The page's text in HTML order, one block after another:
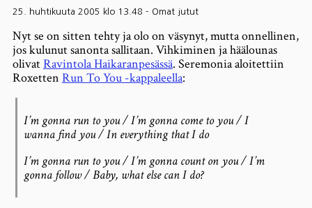
25. huhtikuuta 2005 klo 13.48 - Omat jutut
Nyt se on sitten tehty ja olo on väsynyt, mutta onnellinen,
jos kulunut sanonta sallitaan. Vihkiminen ja häälounas
olivatRavintola Haikaranpesässä. Seremonia aloitettiin
Roxetten Run To You -kappaleella:
I’m gonna run to you / I’m gonna come to you / I
wanna find you / In everything that I do
I’m gonna run to you / I’m gonna count on you / I’m
gonna follow / Baby, what else can I do?